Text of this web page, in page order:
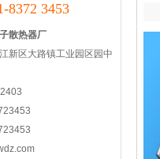
8372 3453
散热器厂
新区大路镇工业园区园中